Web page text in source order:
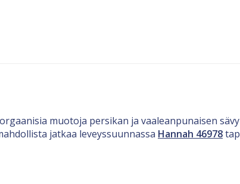
muotoja persikan ja vaaleanpunaisen
jatkaa leveyssuunnassa Hannah 46978